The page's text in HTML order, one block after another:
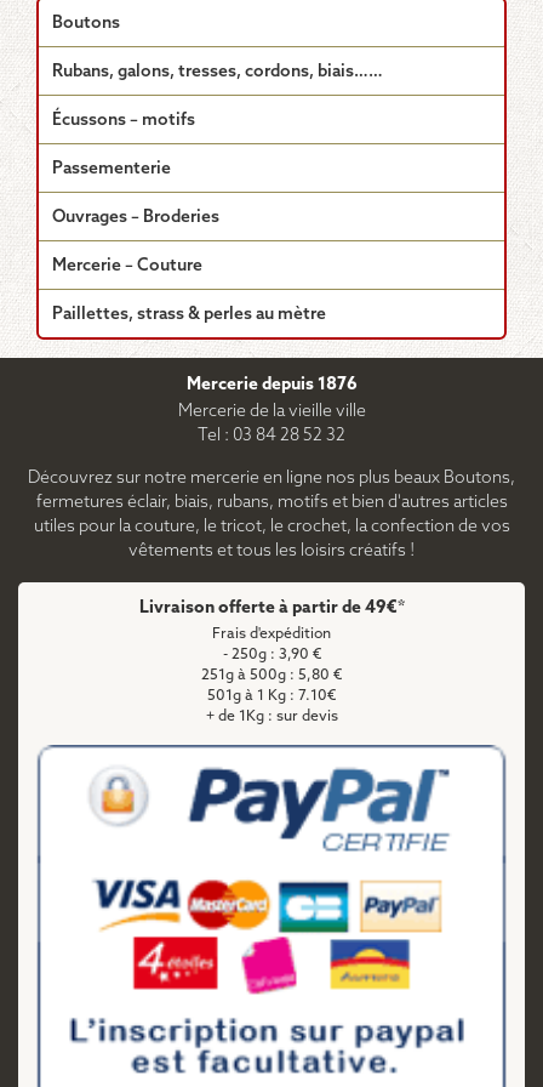
options
peuvent
être
choisies
sur
page
du
produit
Boutons
Rubans, galons, tresses, cordons, biais……
Écussons – motifs
Passementerie
Ouvrages – Broderies
Mercerie – Couture
Paillettes, strass & perles au mètre
Mercerie depuis 1876
Mercerie de la vieille ville
Tel : 03 84 28 52 32
Découvrez sur notre mercerie en ligne nos plus beaux Boutons,
fermetures éclair, biais, rubans, motifs et bien d'autres articles
utiles pour la couture, le tricot, le crochet, la confection de vos
vêtements et tous les loisirs créatifs !
Livraison offerte à partir de 49€*
Frais d'expédition
- 250g : 3,90 €
251g à 500g : 5,80 €
501g à 1 Kg : 7.10€
+ de 1Kg : sur devis